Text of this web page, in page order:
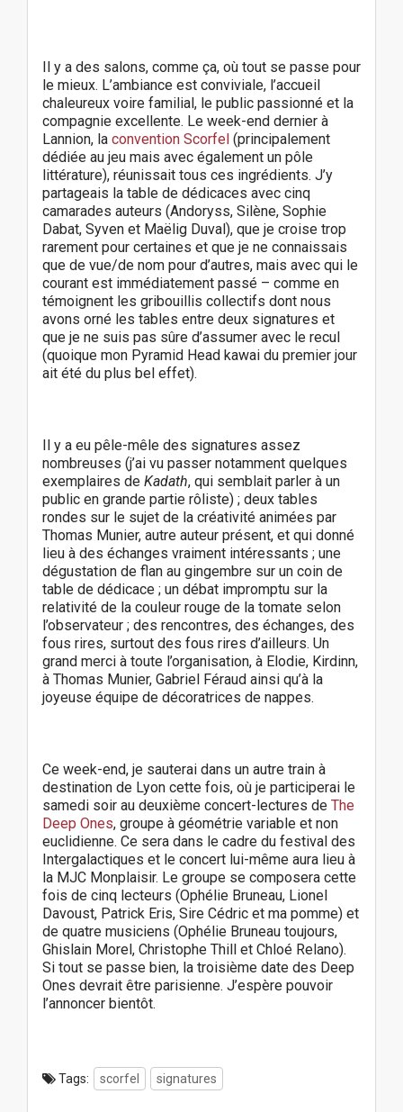
Il y a des salons, comme ça, où tout se passe pour
le mieux. L’ambiance est conviviale, l’accueil
chaleureux voire familial, le public passionné et la
compagnie excellente. Le week-end dernier à
Lannion, la convention Scorfel (principalement
dédiée au jeu mais avec également un pôle
littérature), réunissait tous ces ingrédients. J’y
partageais la table de dédicaces avec cinq
camarades auteurs (Andoryss, Silène, Sophie
Dabat, Syven et Maëlig Duval), que je croise trop
rarement pour certaines et que je ne connaissais
que de vue/de nom pour d’autres, mais avec qui le
courant est immédiatement passé – comme en
témoignent les gribouillis collectifs dont nous
avons orné les tables entre deux signatures et
que je ne suis pas sûre d’assumer avec le recul
(quoique mon Pyramid Head kawai du premier jour
ait été du plus bel effet).
Il y a eu pêle-mêle des signatures assez
nombreuses (j’ai vu passer notamment quelques
exemplaires de Kadath, qui semblait parler à un
public en grande partie rôliste) ; deux tables
rondes sur le sujet de la créativité animées par
Thomas Munier, autre auteur présent, et qui donné
lieu à des échanges vraiment intéressants ; une
dégustation de flan au gingembre sur un coin de
table de dédicace ; un débat impromptu sur la
relativité de la couleur rouge de la tomate selon
l’observateur ; des rencontres, des échanges, des
fous rires, surtout des fous rires d’ailleurs. Un
grand merci à toute l’organisation, à Elodie, Kirdinn,
à Thomas Munier, Gabriel Féraud ainsi qu’à la
joyeuse équipe de décoratrices de nappes.
Ce week-end, je sauterai dans un autre train à
destination de Lyon cette fois, où je participerai le
samedi soir au deuxième concert-lectures de The
Deep Ones, groupe à géométrie variable et non
euclidienne. Ce sera dans le cadre du festival des
Intergalactiques et le concert lui-même aura lieu à
la MJC Monplaisir. Le groupe se composera cette
fois de cinq lecteurs (Ophélie Bruneau, Lionel
Davoust, Patrick Eris, Sire Cédric et ma pomme) et
de quatre musiciens (Ophélie Bruneau toujours,
Ghislain Morel, Christophe Thill et Chloé Relano).
Si tout se passe bien, la troisième date des Deep
Ones devrait être parisienne. J’espère pouvoir
l’annoncer bientôt.
Tags: scorfel signatures